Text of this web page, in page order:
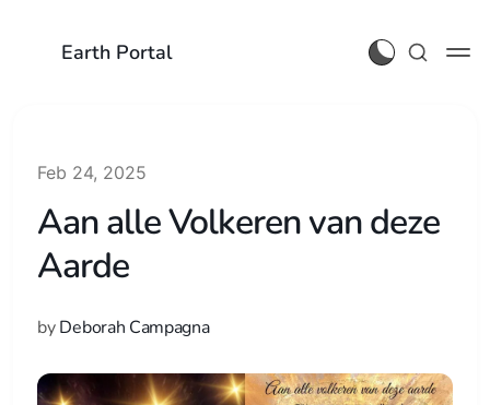
Earth Portal
Feb 24, 2025
Aan alle Volkeren van deze
Aarde
byDeborah Campagna